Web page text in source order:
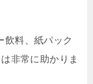
飲料、紙パック
非常に助かりま